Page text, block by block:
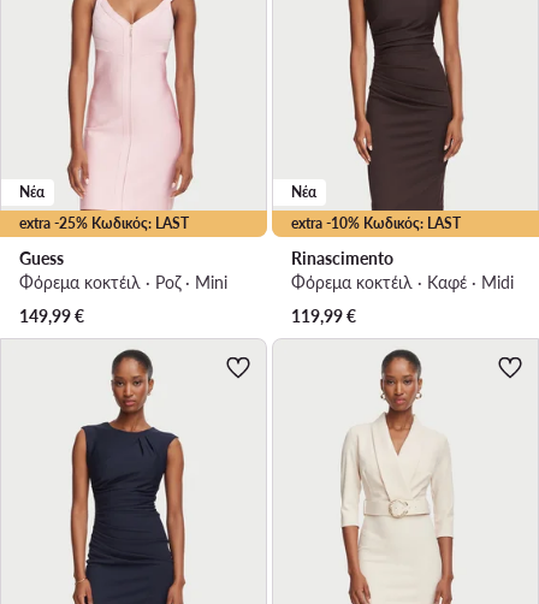
extra -25% Κωδικός: LAST
Νέα
Guess
Φόρεμα κοκτέιλ · Ροζ · Mini
149,99€
extra -10% Κωδικός: LAST
Νέα
Rinascimento
Φόρεμα κοκτέιλ · Καφέ · Midi
119,99€